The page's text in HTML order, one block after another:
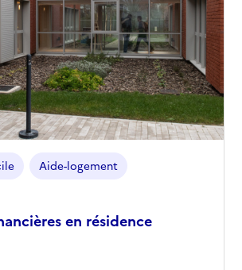
en résidence
Aide-logement